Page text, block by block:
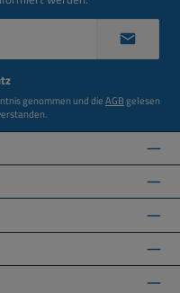
genommen und dieAGBgelesen